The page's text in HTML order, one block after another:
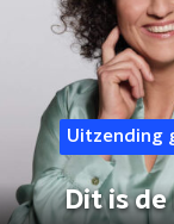
Uitzending
Dit is de